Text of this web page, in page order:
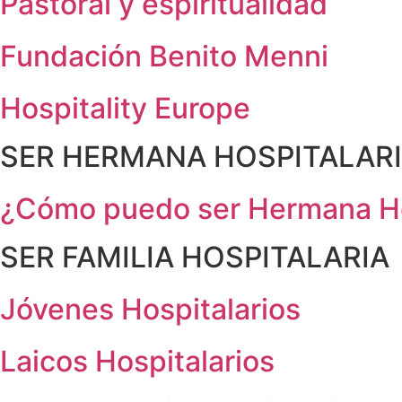
Fundación Benito Menni
Hospitality Europe
SER HERMANA
¿Cómo puedo ser Hermana
SER FAMILIA HOSPITALARIA
Jóvenes Hospitalarios
Laicos Hospitalarios